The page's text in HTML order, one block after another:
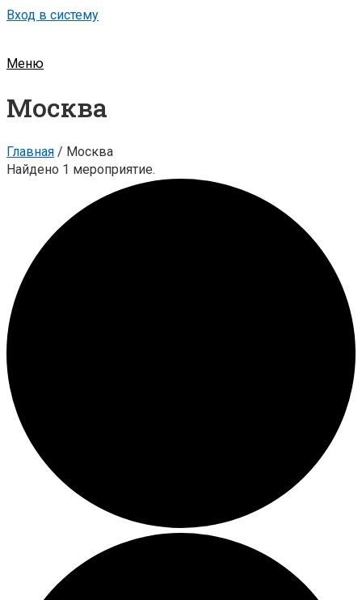
Вход в систему
Меню
Москва
Главная / Москва
Найдено 1 мероприятие.